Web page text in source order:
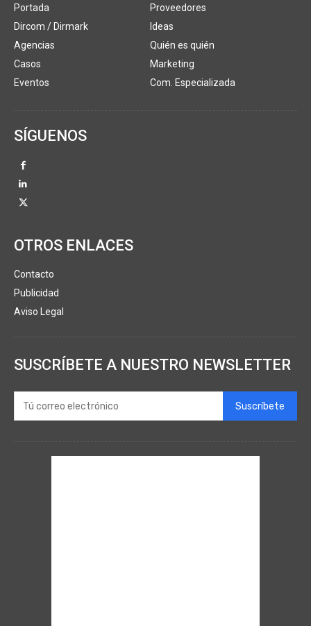
Portada
Dircom / Dirmark
Agencias
Casos
Eventos
Proveedores
Ideas
Quién es quién
Marketing
Com. Especializada
SÍGUENOS
OTROS ENLACES
Contacto
Publicidad
Aviso Legal
SUSCRÍBETE A NUESTRO NEWSLETTER
Suscríbete